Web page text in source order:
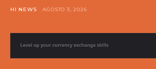
HI NEWS AGOSTO 3, 2026